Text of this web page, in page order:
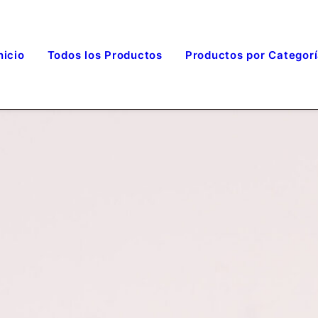
Todos los Productos Productos por